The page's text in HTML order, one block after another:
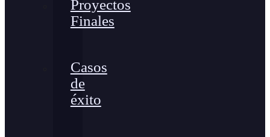
Proyectos
Finales
Casos
de
éxito